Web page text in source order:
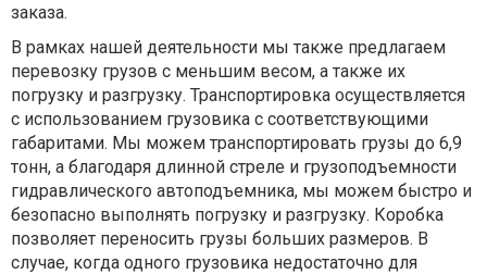
заказа.
В рамках нашей деятельности мы также предлагаем
перевозку грузов с меньшим весом, а также их
погрузку и разгрузку. Транспортировка осуществляется
с использованием грузовика с соответствующими
габаритами. Мы можем транспортировать грузы до 6,9
тонн, а благодаря длинной стреле и грузоподъемности
гидравлического автоподъемника, мы можем быстро и
безопасно выполнять погрузку и разгрузку. Коробка
позволяет переносить грузы больших размеров. В
случае, когда одного грузовика недостаточно для